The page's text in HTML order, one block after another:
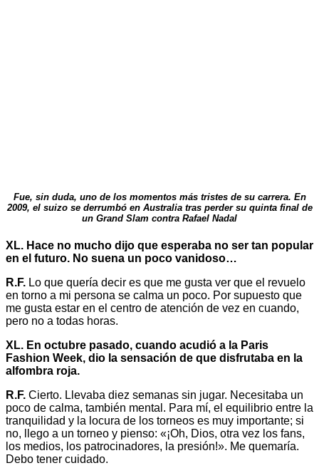
Fue, sin duda, uno de los momentos más tristes de su carrera. En
2009, el suizo se derrumbó en Australia tras perder su quinta final de
un Grand Slam contra Rafael Nadal
XL. Hace no mucho dijo que esperaba no ser tan popular
en el futuro. No suena un poco vanidoso…
R.F. Lo que quería decir es que me gusta ver que el revuelo
en torno a mi persona se calma un poco. Por supuesto que
me gusta estar en el centro de atención de vez en cuando,
pero no a todas horas.
XL. En octubre pasado, cuando acudió a la Paris
Fashion Week, dio la sensación de que disfrutaba en la
alfombra roja.
R.F. Cierto. Llevaba diez semanas sin jugar. Necesitaba un
poco de calma, también mental. Para mí, el equilibrio entre la
tranquilidad y la locura de los torneos es muy importante; si
no, llego a un torneo y pienso: «¡Oh, Dios, otra vez los fans,
los medios, los patrocinadores, la presión!». Me quemaría.
Debo tener cuidado.